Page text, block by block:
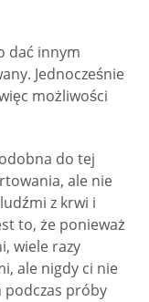
dać innym
Jednocześnie
możliwości
do tej
ale nie
z krwi i
to, że ponieważ
wiele razy
ale nigdy ci nie
podczas próby